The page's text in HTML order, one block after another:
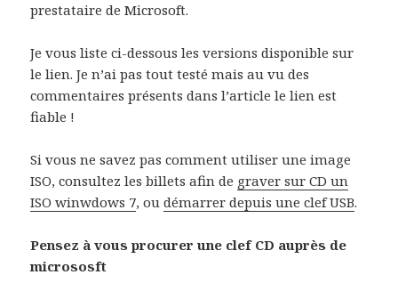
prestataire de Microsoft.
Je vous liste ci-dessous les versions disponible sur
le lien. Je n’ai pas tout testé mais au vu des
commentaires présents dans l’article le lien est
fiable !
Si vous ne savez pas comment utiliser une image
ISO, consultez les billets afin de graver sur CD un
ISO winwdows 7, oudémarrer depuis une clef USB.
Pensez à vous procurer une clef CD auprès de
micrososft